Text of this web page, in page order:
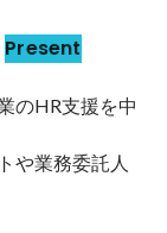
Present
のHR支援を中
や業務委託人